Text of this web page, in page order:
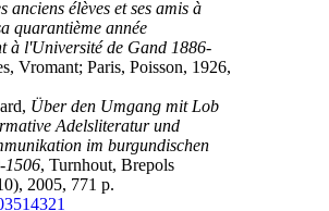
anciens élèves et ses amis à
quarantième année
à l'Université de Gand 1886-
Vromant; Paris, Poisson, 1926,
Über den Umgang mit Lob
Adelsliteratur und
im burgundischen
1506, Turnhout, Brepols
2005, 771 p.